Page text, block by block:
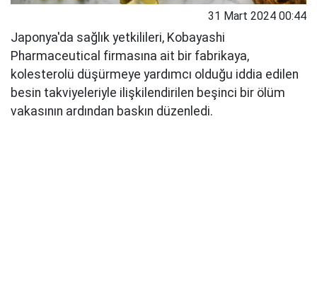
31 Mart 2024 00:44
Japonya'da sağlık yetkilileri, Kobayashi
Pharmaceutical firmasına ait bir fabrikaya,
kolesterolü düşürmeye yardımcı olduğu iddia edilen
besin takviyeleriyle ilişkilendirilen beşinci bir ölüm
vakasının ardından baskın düzenledi.